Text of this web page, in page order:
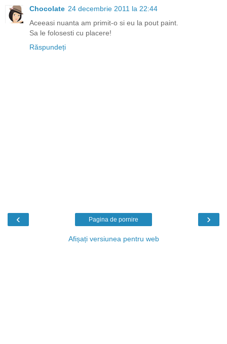
Chocolate 24 decembrie 2011 la 22:44
Aceeasi nuanta am primit-o si eu la pout paint.
Sa le folosesti cu placere!
Răspundeți
‹ ›
Pagina de pornire
Afișați versiunea pentru web